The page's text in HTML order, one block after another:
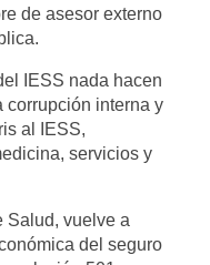
de asesor externo
IESS nada hacen
corrupción interna y
al IESS,
servicios y
Salud, vuelve a
del seguro